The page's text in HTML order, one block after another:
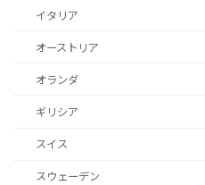
イタリア
オーストリア
オランダ
ギリシア
スイス
スウェーデン